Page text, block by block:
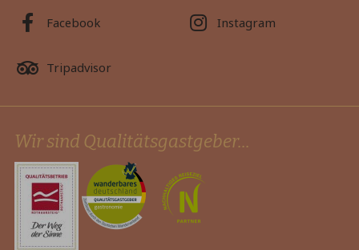
Facebook Instagram
Tripadvisor
Wir sind Qualitätsgastgeber...